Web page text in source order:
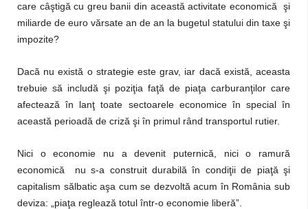
care câştigă cu greu banii din această activitate economică şi
miliarde de euro vărsate an de an la bugetul statului din taxe şi
impozite?
Dacă nu există o strategie este grav, iar dacă există, aceasta
trebuie să includă şi poziţia faţă de piaţa carburanţilor care
afectează în lanţ toate sectoarele economice în special în
această perioadă de criză şi în primul rând transportul rutier.
Nici o economie nu a devenit puternică, nici o ramură
economică nu s-a construit durabilă în condiţii de piaţă şi
capitalism sălbatic aşa cum se dezvoltă acum în România sub
deviza: „piaţa reglează totul într-o economie liberă”.